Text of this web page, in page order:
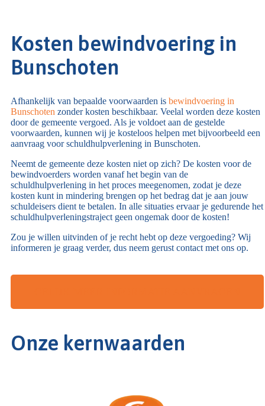
Kosten bewindvoering in
Bunschoten
Afhankelijk van bepaalde voorwaarden is bewindvoering in
Bunschoten zonder kosten beschikbaar. Veelal worden deze kosten
door de gemeente vergoed. Als je voldoet aan de gestelde
voorwaarden, kunnen wij je kosteloos helpen met bijvoorbeeld een
aanvraag voor schuldhulpverlening in Bunschoten.
Neemt de gemeente deze kosten niet op zich? De kosten voor de
bewindvoerders worden vanaf het begin van de
schuldhulpverlening in het proces meegenomen, zodat je deze
kosten kunt in mindering brengen op het bedrag dat je aan jouw
schuldeisers dient te betalen. In alle situaties ervaar je gedurende het
schuldhulpverleningstraject geen ongemak door de kosten!
Zou je willen uitvinden of je recht hebt op deze vergoeding? Wij
informeren je graag verder, dus neem gerust contact met ons op.
Onze kernwaarden